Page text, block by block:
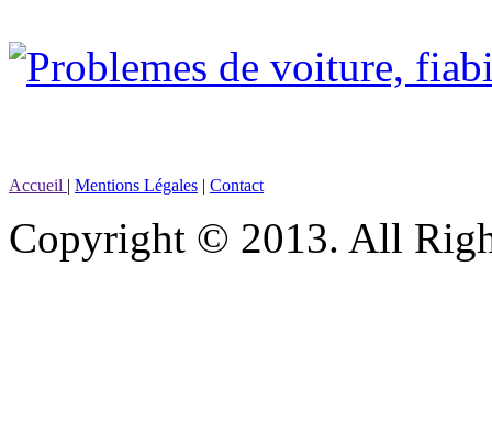
Accueil | Mentions Légales | Contact
Copyright © 2013. All